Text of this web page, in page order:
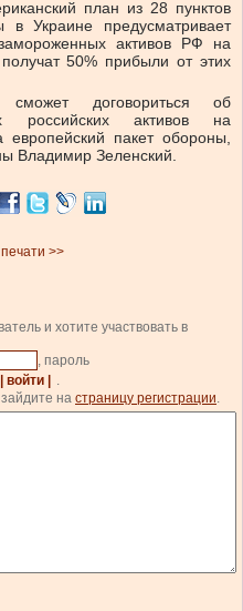
план из 28 пунктов
в Украине предусматривает
активов РФ на
50% прибыли от этих
сможет договориться об
российских активов на
европейский пакет обороны,
Владимир Зеленский.
>>
и хотите участвовать в
, пароль
| войти |
.
на страницу регистрации.